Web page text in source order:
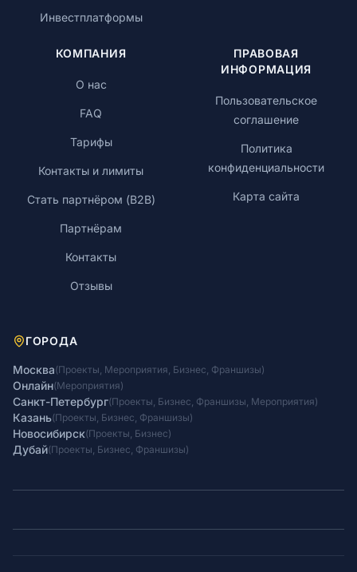
Инвестплатформы
КОМПАНИЯ
О нас
FAQ
Тарифы
Контакты и лимиты
Стать партнёром (B2B)
Партнёрам
Контакты
Отзывы
ПРАВОВАЯ
ИНФОРМАЦИЯ
Пользовательское
соглашение
Политика
конфиденциальности
Карта сайта
ГОРОДА
Москва(Проекты, Мероприятия, Бизнес, Франшизы)
Онлайн(Мероприятия)
Санкт-Петербург(Проекты, Бизнес, Франшизы, Мероприятия)
Казань(Проекты, Бизнес, Франшизы)
Новосибирск(Проекты, Бизнес)
Дубай(Проекты, Бизнес, Франшизы)